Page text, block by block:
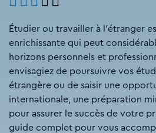
​Étudier ou travailler à l'étranger
enrichissante qui peut
horizons personnels et
envisagiez de poursuivre vos
étrangère ou de saisir une
internationale, une préparation
pour assurer le succès de votre
guide complet pour vous